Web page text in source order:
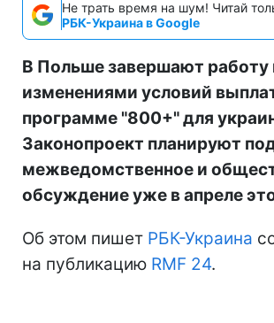
Не трать время на шум! Читай
РБК-Украина в Google
В Польше завершают работу
изменениями условий
программе "800+" для
Законопроект планируют
межведомственное и
обсуждение уже в апреле
Об этом пишет РБК-Украина
на публикацию RMF 24.